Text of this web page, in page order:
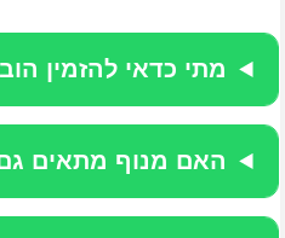
מתי כדאי להזמין
האם מנוף מתאים